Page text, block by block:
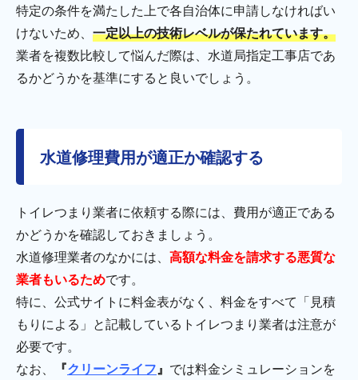
特定の条件を満たした上で各自治体に申請しなければい
けないため、 一定以上の技術レベルが保たれています。
業者を複数比較して悩んだ際は、水道局指定工事店であ
るかどうかを基準にすると良いでしょう。
水道修理費用が適正か確認する
トイレつまり業者に依頼する際には、費用が適正である
かどうかを確認しておきましょう。
水道修理業者のなかには、 高額な料金を請求する悪質な
業者もいるためです。
特に、公式サイトに料金表がなく、料金をすべて「見積
もりによる」と記載しているトイレつまり業者は注意が
必要です。
なお、
『クリーンライフ』 では料金シミュレーションを